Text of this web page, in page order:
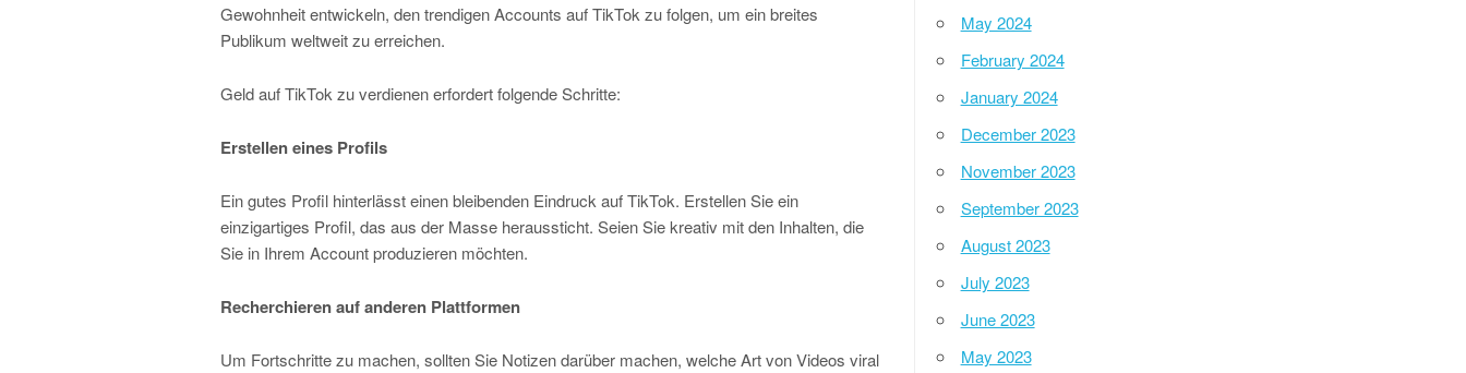
Gewohnheit entwickeln, den trendigen Accounts auf TikTok zu folgen, um ein breites
Publikum weltweit zu erreichen.
Geld auf TikTok zu verdienen erfordert folgende Schritte:
Erstellen eines Profils
Ein gutes Profil hinterlässt einen bleibenden Eindruck auf TikTok. Erstellen Sie ein
einzigartiges Profil, das aus der Masse heraussticht. Seien Sie kreativ mit den Inhalten, die
Sie in Ihrem Account produzieren möchten.
Recherchieren auf anderen Plattformen
Um Fortschritte zu machen, sollten Sie Notizen darüber machen, welche Art von Videos viral
May 2024
February 2024
January 2024
December 2023
November 2023
September 2023
August 2023
July 2023
June 2023
May 2023